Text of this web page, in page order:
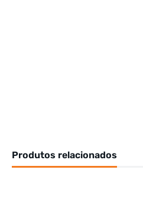
Produtos relacionados